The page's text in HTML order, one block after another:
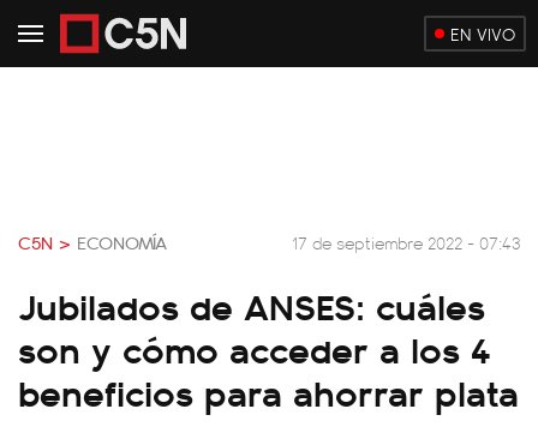
EN VIVO
C5N > ECONOMÍA 17 de septiembre 2022 - 07:43
Jubilados de ANSES: cuáles
son y cómo acceder a los 4
beneficios para ahorrar plata